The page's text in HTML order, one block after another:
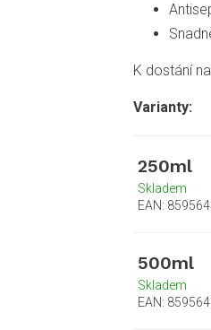
K dostání
250ml
Skladem
EAN:
500ml
Skladem
EAN: